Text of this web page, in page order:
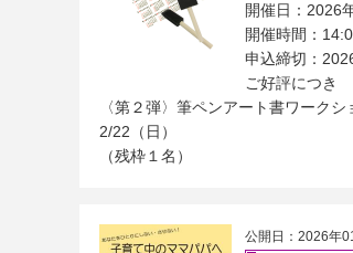
開催日：2026
開催時間：
申込締切：
ご好評につき
〈第２弾〉筆ペンアート書ワーク
2/22（日）
（残枠１名）
公開日：2026年